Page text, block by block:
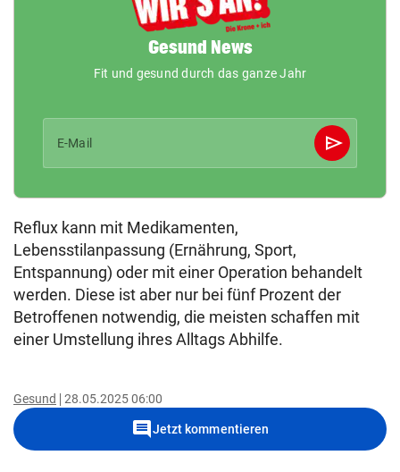
Gesund News
Fit und gesund durch das ganze Jahr
E-Mail send
Abschicken
Reflux kann mit Medikamenten,
Lebensstilanpassung (Ernährung, Sport,
Entspannung) oder mit einer Operation behandelt
werden. Diese ist aber nur bei fünf Prozent der
Betroffenen notwendig, die meisten schaffen mit
einer Umstellung ihres Alltags Abhilfe.
Gesund 28.05.2025 06:00
commentJetzt kommentieren